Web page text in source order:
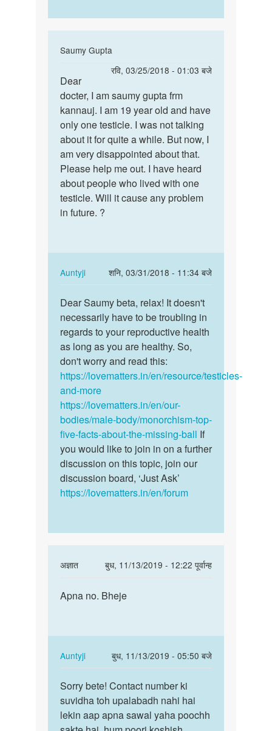
Saumy Gupta
रवि, 03/25/2018 - 01:03 बजे
reply
मेरा
एक
अंडकोष
नई
है
क्या…
by
ajim
Dear
docter,
I
am
saumy…
Dear
docter, I am saumy gupta frm
kannauj. I am 19 year old and have
only one testicle. I was not talking
about it for quite a while. But now, I
am very disappointed about that.
Please help me out. I have heard
about people who lived with one
testicle. Will it cause any problem
in future. ?
Auntyji
शनि, 03/31/2018 - 11:34 बजे
In
reply
to
Dear
docter,
I
am
saumy…
by
Saumy
Gupta
Dear
Saumy
beta,
relax!
It…
Dear Saumy beta, relax! It doesn't
necessarily have to be troubling in
regards to your reproductive health
as long as you are healthy. So,
don't worry and read this:
https://lovematters.in/en/resource/testicles-
and-more
https://lovematters.in/en/our-
bodies/male-body/monorchism-top-
five-facts-about-the-missing-ball If
you would like to join in on a further
discussion on this topic, join our
discussion board, ‘Just Ask’
https://lovematters.in/en/forum
अज्ञात
बुध, 11/13/2019 - 12:22 पूर्वान्ह
In
to
अंडकोष
नई
है
क्या…
by
ajim
Apna
Apna no. Bheje
Auntyji
बुध, 11/13/2019 - 05:50 बजे
In
reply
to
Apna
no.
Bheje
Sorry
bete!
Contact
number…
Sorry bete! Contact number ki
suvidha toh upalabadh nahi hai
lekin aap apna sawal yaha poochh